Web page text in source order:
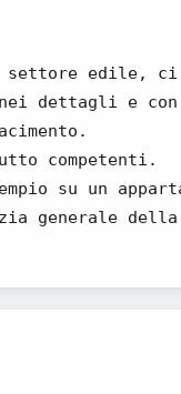
edile, ci
e con
competenti.
su un
generale